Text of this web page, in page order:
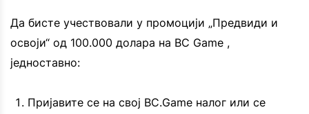
Да бисте учествовали у промоцији „Предвиди и
освоји“ од 100.000 долара на BC Game ,
једноставно:
Пријавите се на свој BC.Game налог или се